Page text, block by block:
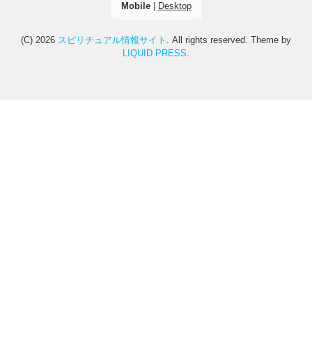
Mobile| Desktop
(C) 2026 スピリチュアル情報サイト . All rights reserved. Theme by
LIQUID PRESS.